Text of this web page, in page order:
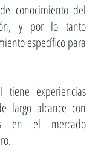
conocimiento del
y por lo tanto
específico para
tiene experiencias
largo alcance con
en el mercado